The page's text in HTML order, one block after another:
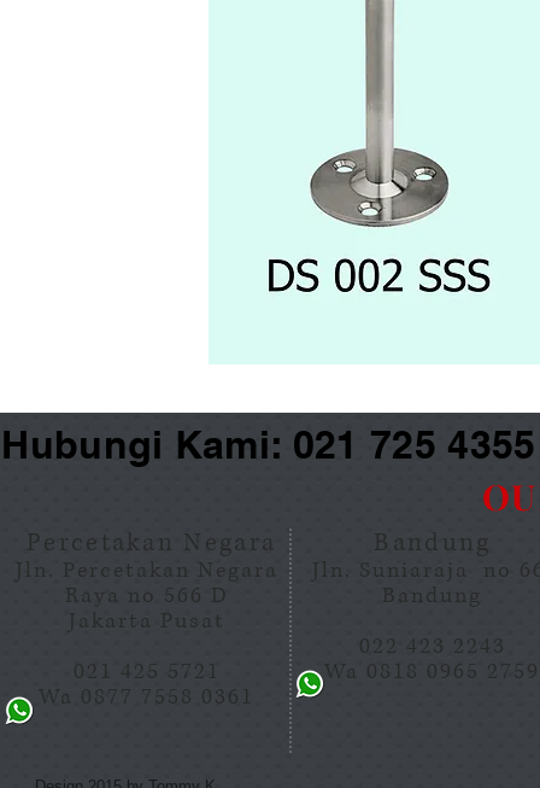
Kami: 021 725
Percetakan Negara
Jln. Percetakan Negara
Raya no 566 D
Jakarta Pusat
021 425 5721
Wa 0877 7558 0361
Bandung
Jln. Suniaraja no
Bandung
022 423 2243
Wa 0818 0965 2759